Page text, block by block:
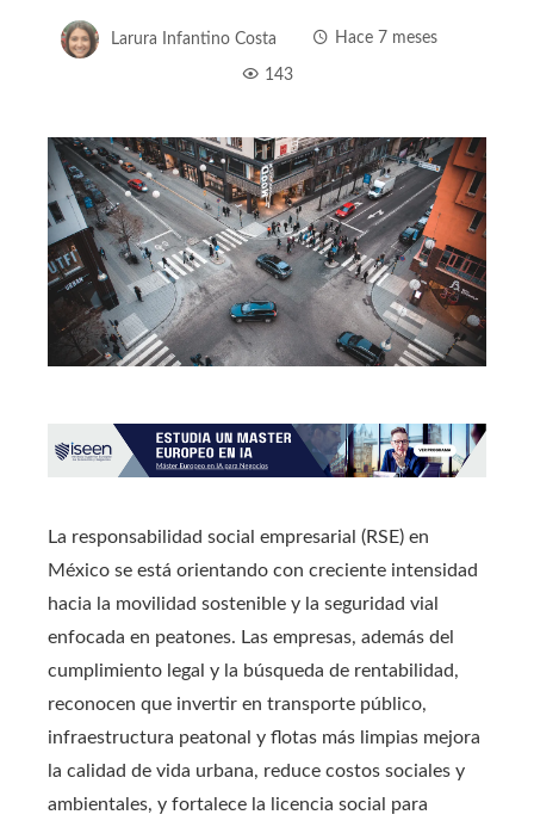
Larura Infantino Costa Hace 7 meses
143
La responsabilidad social empresarial (RSE) en
México se está orientando con creciente intensidad
hacia la movilidad sostenible y la seguridad vial
enfocada en peatones. Las empresas, además del
cumplimiento legal y la búsqueda de rentabilidad,
reconocen que invertir en transporte público,
infraestructura peatonal y flotas más limpias mejora
la calidad de vida urbana, reduce costos sociales y
ambientales, y fortalece la licencia social para